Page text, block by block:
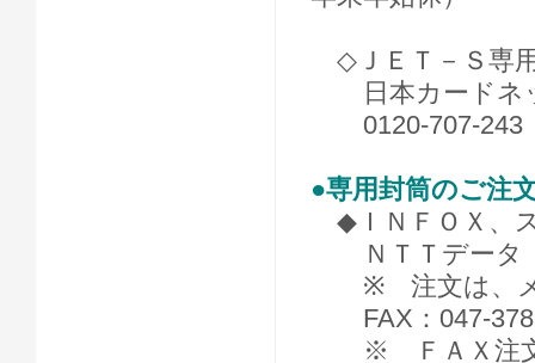
◇ＪＥＴ－Ｓ専
日本カードネッ
0120-707-243
●専用封筒のご注
◆ＩＮＦＯＸ、
ＮＴＴデータ
※ 注文は、メ
FAX：047-
※ ＦＡＸ注文